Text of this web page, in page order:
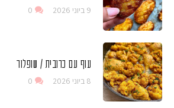
9 ביוני 2026 0
עוף עם כרובית / שופלור
8 ביוני 2026 0